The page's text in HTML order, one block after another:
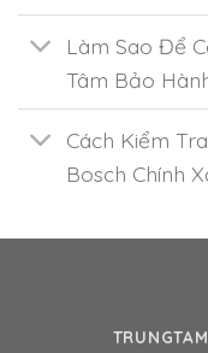
Làm Sao Để
Tâm Bảo
Cách Kiểm
Bosch Chính